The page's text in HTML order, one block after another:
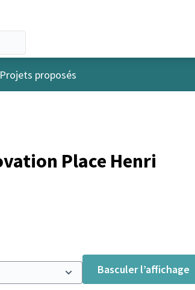
utilisateur
Projets proposés
Place Henri
Basculer l’affichage